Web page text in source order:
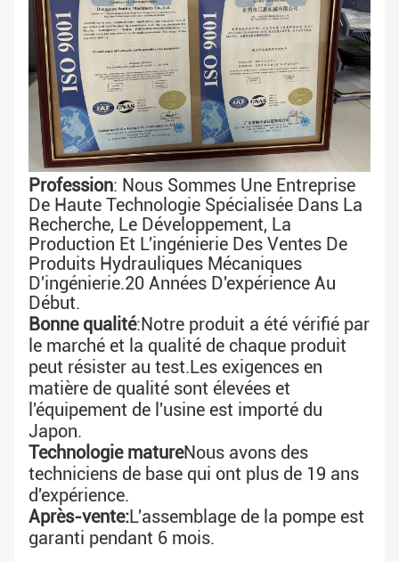
Profession: Nous Sommes Une Entreprise
De Haute Technologie Spécialisée Dans La
Recherche, Le Développement, La
Production Et L'ingénierie Des Ventes De
Produits Hydrauliques Mécaniques
D'ingénierie.20 Années D'expérience Au
Début.
Bonne qualité:Notre produit a été vérifié par
le marché et la qualité de chaque produit
peut résister au test.Les exigences en
matière de qualité sont élevées et
l'équipement de l'usine est importé du
Japon.
Technologie matureNous avons des
techniciens de base qui ont plus de 19 ans
d'expérience.
Après-vente:L'assemblage de la pompe est
garanti pendant 6 mois.